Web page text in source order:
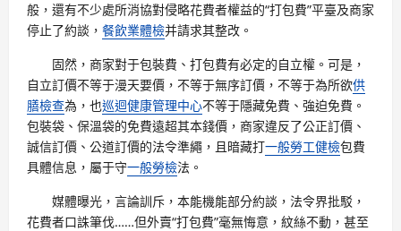
般，還有不少處所消協對侵略花費者權益的“打包費”平臺及商家
停止了約談， 餐飲業體檢并請求其整改。
固然，商家對于包裝費、打包費有必定的自立權。可是，
自立訂價不等于漫天要價，不等于無序訂價，不等于為所欲供
膳檢查為，也巡迴健康管理中心不等于隱藏免費、強迫免費。
包裝袋、保溫袋的免費遠超其本錢價，商家違反了公正訂價、
誠信訂價、公道訂價的法令準繩，且暗藏打一般勞工健檢包費
具體信息，屬于守一般勞檢法。
媒體曝光，言論訓斥，本能機能部分約談，法令界批駁，
花費者口誅筆伐……但外賣“打包費”毫無悔意，紋絲不動，甚至